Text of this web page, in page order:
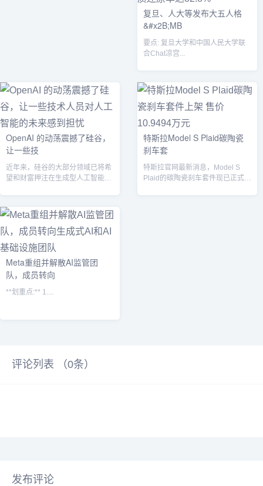
复旦、人大等发布大五人格
&#x2B;MB
要点: 复旦大学和中国人民大学联
合Chat凉宫...
OpenAI 的动荡震撼了硅谷，
让一些技
近年来，硅谷的大部分领域已将希
望和财富押注在生成型人工智能技
特斯拉Model S Plaid碳陶瓷
刹车套
特斯拉官网最新消息，Model S
Plaid的碳陶瓷刹车套件现已正式上
Meta重组并解散AI监管团
队，成员转向
**划重点:** 1....
评论列表 （0条）
发布评论